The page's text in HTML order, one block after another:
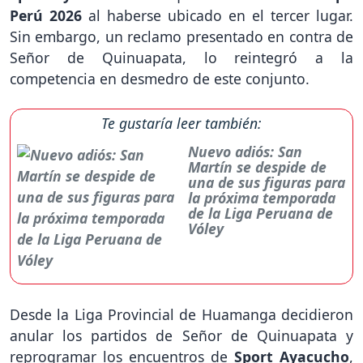
Perú 2026 al haberse ubicado en el tercer lugar.
Sin embargo, un reclamo presentado en contra de
Señor de Quinuapata, lo reintegró a la
competencia en desmedro de este conjunto.
Te gustaría leer también:
Nuevo adiós: San
Martín se despide de
una de sus figuras para
la próxima temporada
de la Liga Peruana de
Vóley
Desde la Liga Provincial de Huamanga decidieron
anular los partidos de Señor de Quinuapata y
reprogramar los encuentros de Sport Ayacucho,